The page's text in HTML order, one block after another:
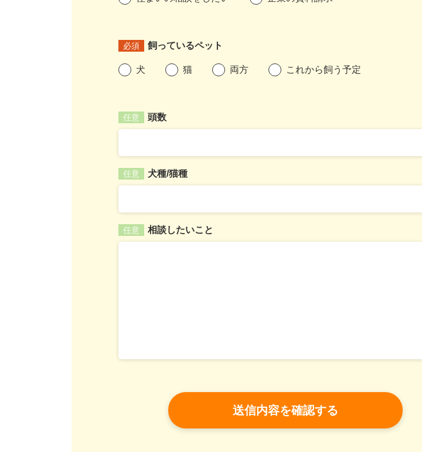
必須 飼っているペット
犬 猫 両方 これから飼う予定
任意 頭数
任意 犬種/猫種
任意 相談したいこと